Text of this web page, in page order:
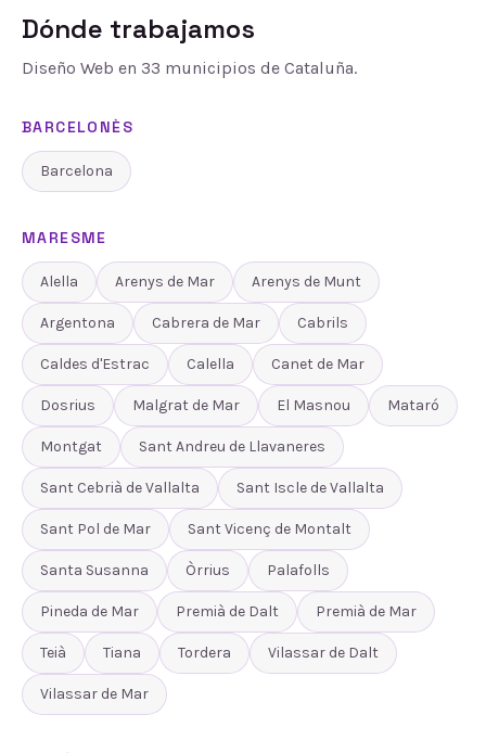
Dónde trabajamos
Diseño Web en 33 municipios de Cataluña.
BARCELONÈS
Barcelona
MARESME
Alella Arenys de Mar Arenys de Munt
Argentona Cabrera de Mar Cabrils
Caldes d'Estrac Calella Canet de Mar
Dosrius Malgrat de Mar El Masnou Mataró
Montgat Sant Andreu de Llavaneres
Sant Cebrià de Vallalta Sant Iscle de Vallalta
Sant Pol de Mar Sant Vicenç de Montalt
Santa Susanna Òrrius Palafolls
Pineda de Mar Premià de Dalt Premià de Mar
Teià Tiana Tordera Vilassar de Dalt
Vilassar de Mar